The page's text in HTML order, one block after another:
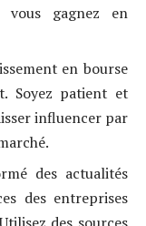
vous gagnez en
en bourse
Soyez patient et
influencer par
des actualités
des entreprises